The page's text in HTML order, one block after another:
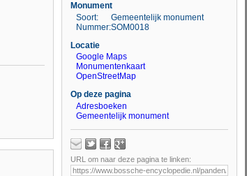
Monument
Soort:
Gemeentelijk monument
Nummer:SOM0018
Locatie
Google Maps
Monumentenkaart
OpenStreetMap
Op deze pagina
Adresboeken
Gemeentelijk monument
URL om naar deze pagina te linken: